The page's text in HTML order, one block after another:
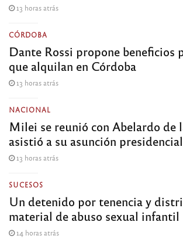
13 horas atrás
CÓRDOBA
Dante Rossi propone beneficios
que alquilan en Córdoba
13 horas atrás
NACIONAL
Milei se reunió con Abelardo de
asistió a su asunción presidencial
13 horas atrás
SUCESOS
Un detenido por tenencia y
material de abuso sexual infantil
14 horas atrás